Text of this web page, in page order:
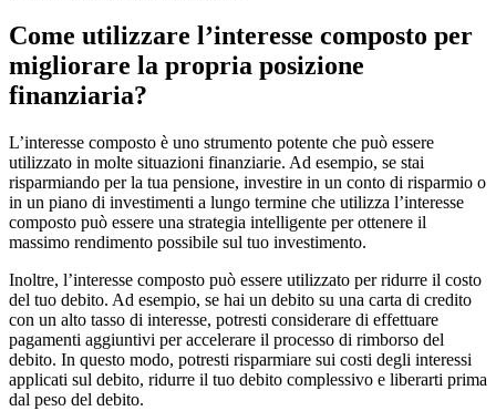
Come utilizzare l’interesse composto per
migliorare la propria posizione
finanziaria?
L’interesse composto è uno strumento potente che può essere
utilizzato in molte situazioni finanziarie. Ad esempio, se stai
risparmiando per la tua pensione, investire in un conto di risparmio o
in un piano di investimenti a lungo termine che utilizza l’interesse
composto può essere una strategia intelligente per ottenere il
massimo rendimento possibile sul tuo investimento.
Inoltre, l’interesse composto può essere utilizzato per ridurre il costo
del tuo debito. Ad esempio, se hai un debito su una carta di credito
con un alto tasso di interesse, potresti considerare di effettuare
pagamenti aggiuntivi per accelerare il processo di rimborso del
debito. In questo modo, potresti risparmiare sui costi degli interessi
applicati sul debito, ridurre il tuo debito complessivo e liberarti prima
dal peso del debito.